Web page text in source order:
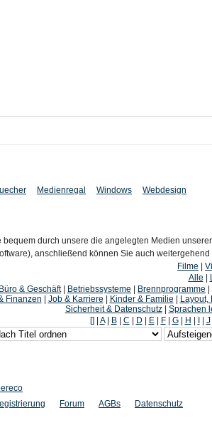
Medienregal Windows Webdesign
bequem durch unsere die angelegten Medien
anschließend können Sie auch
Filme
Alle
Büro & Geschäft| Betriebssysteme Brennprogramme
Finanzen Job & Karriere Kinder & Familie
Layout,
Sicherheit & Datenschutz| Sprachen
[]
A| B| C D E| F| G| H J
Forum AGBs Datenschutz